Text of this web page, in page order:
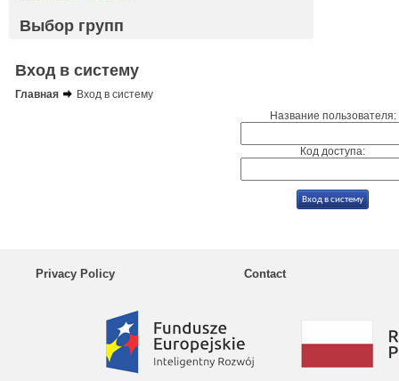
Выбор групп
Вход в систему
Главная
Вход в систему
Название пользователя:
Код доступа:
Privacy Policy Contact